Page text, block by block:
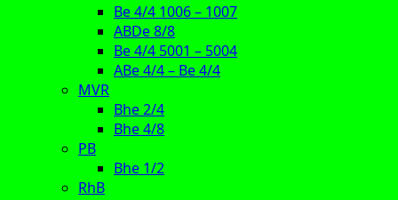
Be 4/4 1006 – 1007
ABDe 8/8
Be 4/4 5001 – 5004
ABe 4/4 – Be 4/4
MVR
Bhe 2/4
Bhe 4/8
PB
Bhe 1/2
RhB